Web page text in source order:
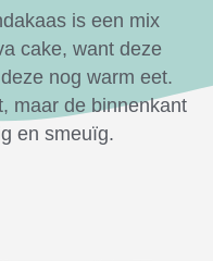
is een mix
cake, want deze
nog warm eet.
maar de binnenkant
en smeuïg.